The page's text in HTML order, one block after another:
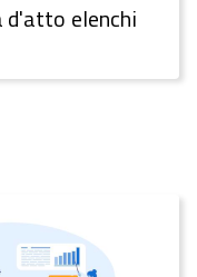
d'atto elenchi